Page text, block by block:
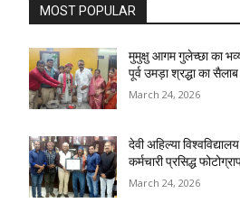
MOST POPULAR
मुमुक्षु आगम गुलेच्छा का
पूर्व उमड़ा श्रद्धा का
March 24, 2026
देवी अहिल्या
कर्मचारी प्रसिद्ध
March 24, 2026